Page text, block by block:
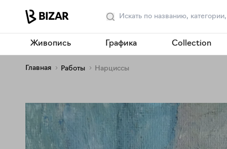
Живопись Графика Collection
Главная Работы Нарциссы